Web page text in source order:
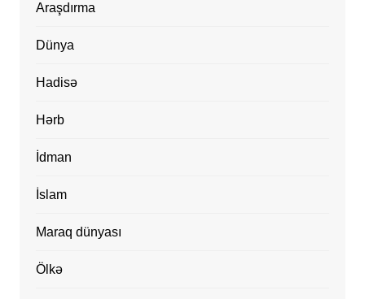
Araşdırma
Dünya
Hadisə
Hərb
İdman
İslam
Maraq dünyası
Ölkə